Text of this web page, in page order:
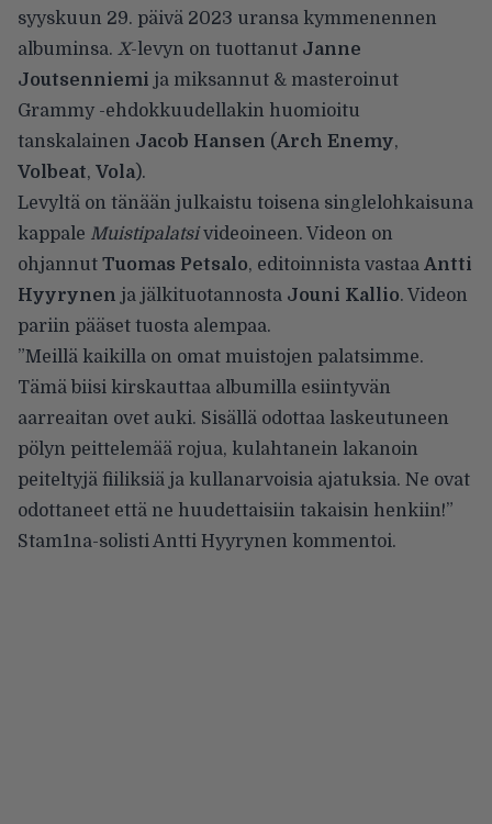
syyskuun 29. päivä 2023 uransa kymmenennen
albuminsa. X-levyn on tuottanut Janne
Joutsenniemi ja miksannut & masteroinut
Grammy -ehdokkuudellakin huomioitu
tanskalainen Jacob Hansen (Arch Enemy,
Volbeat, Vola).
Levyltä on tänään julkaistu toisena singlelohkaisuna
kappale Muistipalatsivideoineen. Videon on
ohjannut Tuomas Petsalo, editoinnista vastaa Antti
Hyyrynen ja jälkituotannosta Jouni Kallio. Videon
pariin pääset tuosta alempaa.
”Meillä kaikilla on omat muistojen palatsimme.
Tämä biisi kirskauttaa albumilla esiintyvän
aarreaitan ovet auki. Sisällä odottaa laskeutuneen
pölyn peittelemää rojua, kulahtanein lakanoin
peiteltyjä fiiliksiä ja kullanarvoisia ajatuksia. Ne ovat
odottaneet että ne huudettaisiin takaisin henkiin!”
Stam1na-solisti Antti Hyyrynen kommentoi.